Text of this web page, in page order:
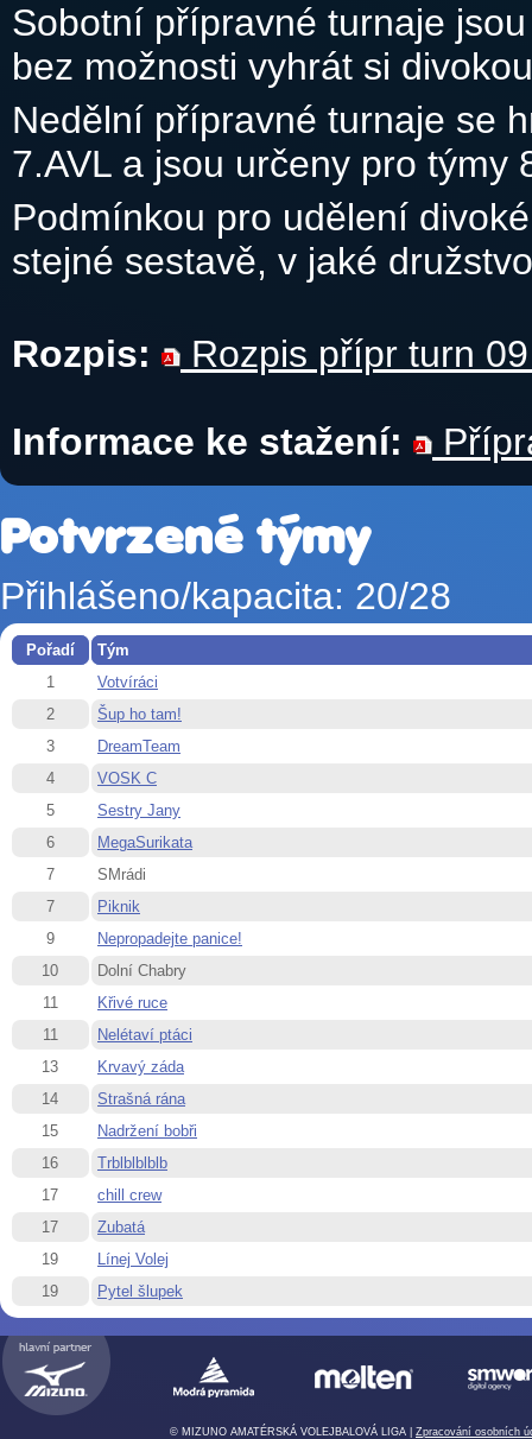
Sobotní přípravné turnaje
bez možnosti vyhrát si
Nedělní přípravné turnaje se
7.AVL a jsou určeny pro týmy
Podmínkou pro udělení
stejné sestavě, v jaké
Rozpis: Rozpis přípr turn
Informace ke stažení:
Potvrzené týmy
Přihlášeno/kapacita: 20/28
Pořadí
Tým
1
Votvíráci
2
Šup ho tam!
3
DreamTeam
4
VOSK C
5
Sestry Jany
6
MegaSurikata
7
SMrádi
7
Piknik
9
Nepropadejte panice!
10
Dolní Chabry
11
Křivé ruce
11
Nelétaví ptáci
13
Krvavý záda
14
Strašná rána
15
Nadržení bobři
16
Trblblblblb
17
chill crew
17
Zubatá
19
Línej Volej
19
Pytel šlupek
© MIZUNO AMATÉRSKÁ VOLEJBALOVÁ LIGA | Zpracování osobních